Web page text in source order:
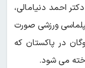
احمد دنیامالی،
ورزشی صورت
در پاکستان که
می شود.